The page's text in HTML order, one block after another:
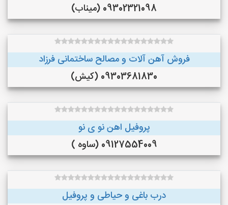
09302321098 (میناب)
فروش آهن آلات و مصالح ساختمانی فرزاد
09303681830 (کیش)
پروفیل اهن نو ی نو
09127554009 (ساوه )
درب باغی و حیاطی و پروفیل